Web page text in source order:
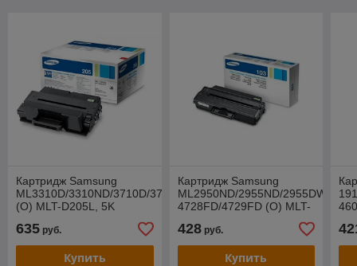
Картридж Samsung
ML3310D/3310ND/3710D/3710ND
(O) MLT-D205L, 5K
635 руб.
Купить
Картридж Samsung
ML2950ND/2955ND/2955DW/SCX-
4728FD/4729FD (O) MLT-
428руб.
Купить
BK